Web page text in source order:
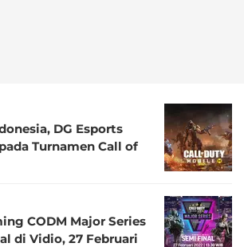
DG Esports
Turnamen Call of
CODM Major Series
di Vidio, 27 Februari